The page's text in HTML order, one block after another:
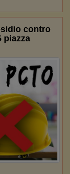
contro
piazza